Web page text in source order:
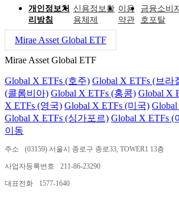
개인정보처
리방침
신용정보활
용체제
이용
약관
금융소비
호포탈
Mirae Asset Global ETF
Mirae Asset Global ETF
Global X ETFs (호주) Global X ETFs (브라
(콜롬비아) Global X ETFs (홍콩) Global X
X ETFs (영국) Global X ETFs (미국)
Global X ETFs (싱가포르) Global X ETFs (
이동
주소 (03159) 서울시 종로구 종로33, TOWER1 13층
사업자등록번호 211-86-23290
대표전화 1577-1640